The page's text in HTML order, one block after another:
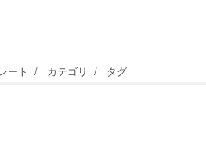
ート カテゴリ タグ